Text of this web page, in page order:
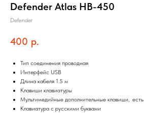
Defender Atlas HB-450
Defender
400 р.
Тип соединения проводная
Интерфейс USB
Длина кабеля 1.5 м
Клавиши клавиатуры
Мультимедийные дополнительные клавиши, есть
Клавиатура с русскими буквами